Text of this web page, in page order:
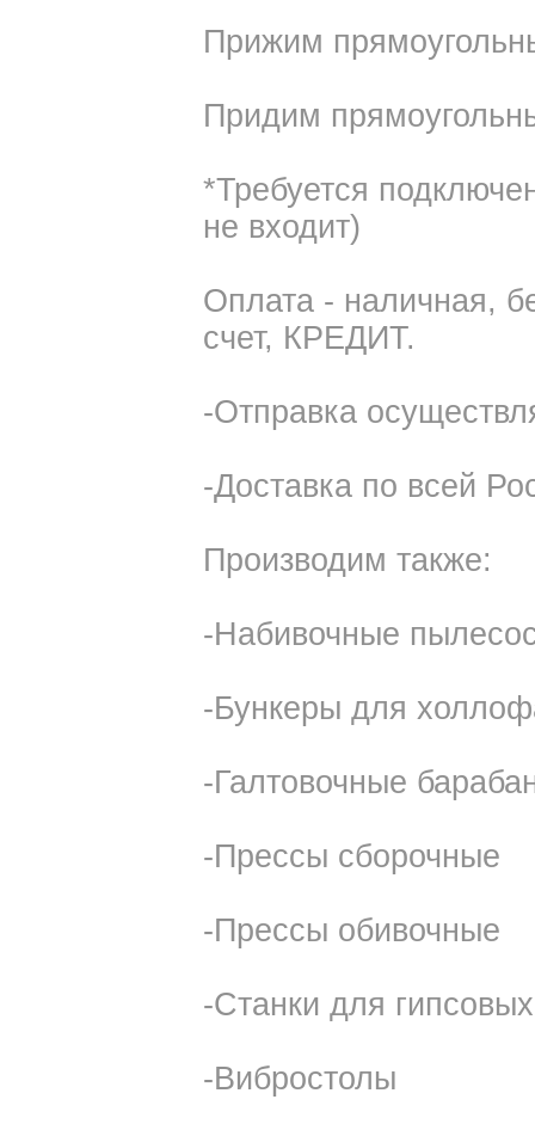
Прижим
Придим
*Требуется
не входит)
Оплата - наличная,
счет, КРЕДИТ.
-Отправка
-Доставка по всей
Производим также:
-Набивочные
-Бункеры для
-Галтовочные
-Прессы сборочные
-Прессы обивочные
-Станки для
-Вибростолы